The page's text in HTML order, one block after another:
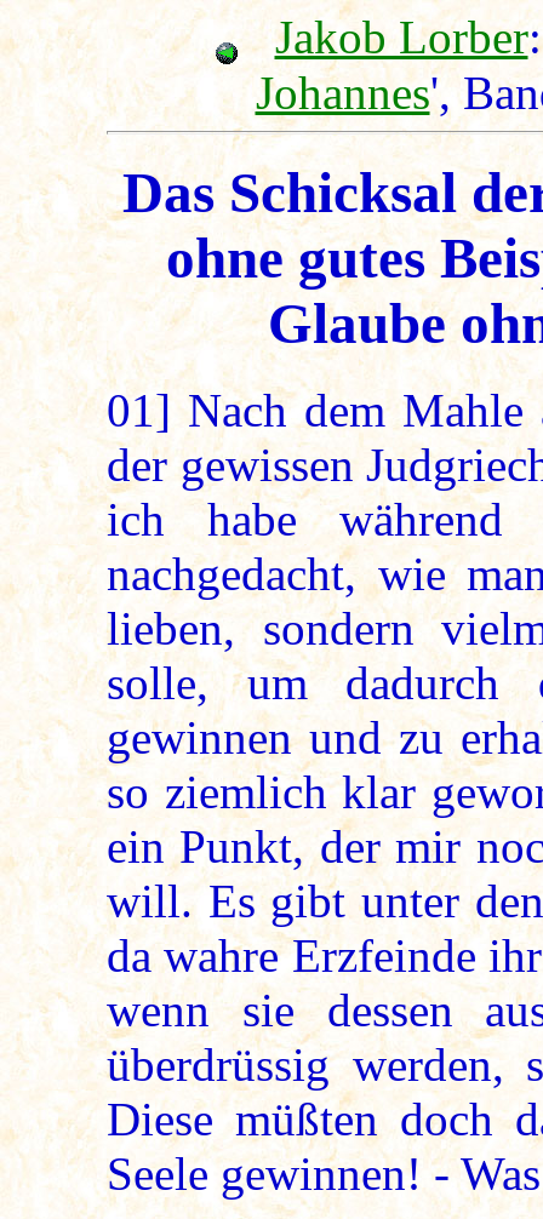
Jakob Lorber
Johannes',
Das Schicksal
ohne gutes
Glaube
01] Nach dem Mahle
der gewissen
ich habe während
nachgedacht, wie
lieben, sondern
solle, um dadurch
gewinnen und zu
so ziemlich klar
ein Punkt, der mir
will. Es gibt unter
da wahre Erzfeinde
wenn sie dessen
überdrüssig werden,
Diese müßten doch
Seele gewinnen! -